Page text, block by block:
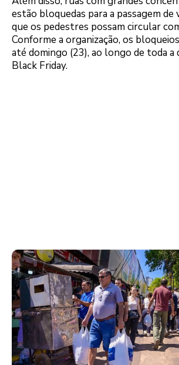
estão bloquedas para a passagem de
que os pedestres possam circular
Conforme a organização, os
até domingo (23), ao longo de toda a
Black Friday.